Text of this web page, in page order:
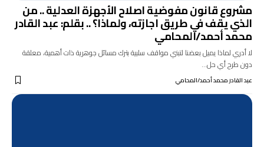
مشروع قانون مفوضية اصلاح الأجهزة العدلية .. من
الذي يقف في طريق اجازته، ولماذا؟ .. بقلم: عبد القادر
محمد أحمد/المحامي
لا أدري لماذا يميل بعضنا لتبني مواقف سلبية بترك مسائل جوهرية ذات أهمية، معلقة
دون طرح أي حل…
عبد القادر محمد أحمد/المحامي